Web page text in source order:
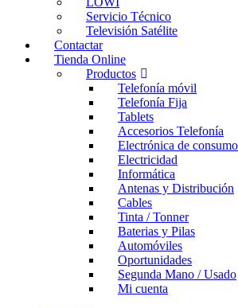
Servicio Técnico
Televisión Satélite
Contactar
Tienda Online
Productos
Telefonía móvil
Telefonía Fija
Tablets
Accesorios Telefonía
Electrónica de consumo
Electricidad
Informática
Antenas y Distribución
Cables
Tinta / Tonner
Baterias y Pilas
Automóviles
Oportunidades
Segunda Mano / Usado
Mi cuenta